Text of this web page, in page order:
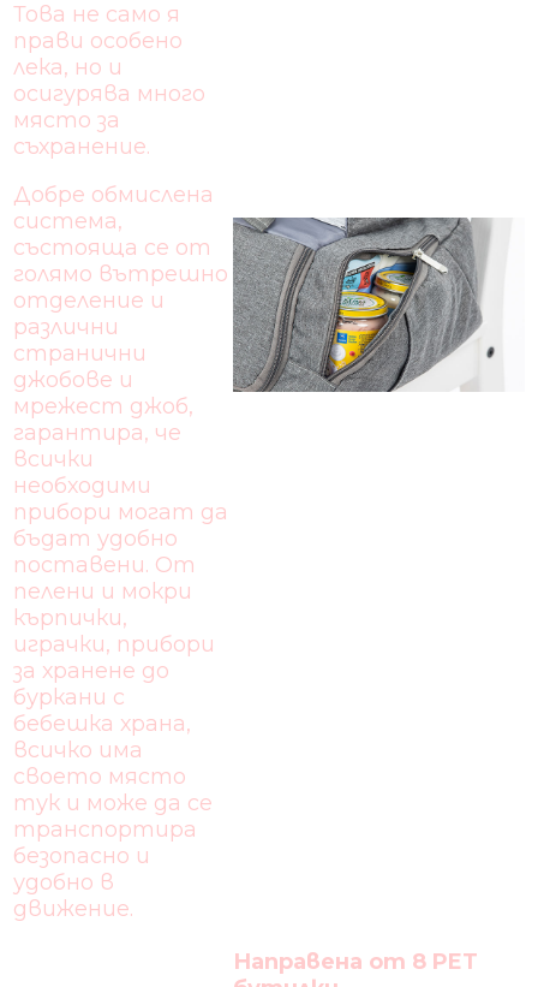
Това не само я
прави особено
лека, но и
осигурява много
място за
съхранение.
Добре обмислена
система,
състояща се от
голямо вътрешно
отделение и
различни
странични
джобове и
мрежест джоб,
гарантира, че
всички
необходими
прибори могат да
бъдат удобно
поставени. От
пелени и мокри
кърпички,
играчки, прибори
за хранене до
буркани с
бебешка храна,
всичко има
своето място
тук и може да се
транспортира
безопасно и
удобно в
движение.
Направена от 8 PET